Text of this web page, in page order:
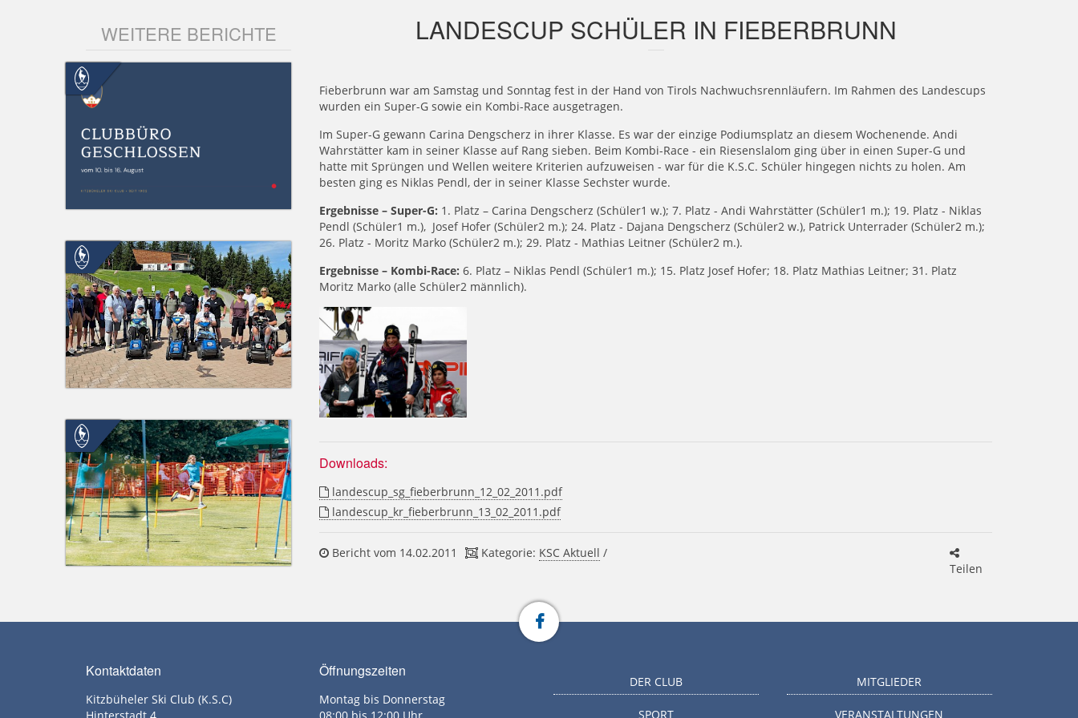
LANDESCUP SCHÜLER IN FIEBERBRUNN
Fieberbrunn war am Samstag und Sonntag fest in der Hand von Tirols Nachwuchsrennläufern. Im Rahmen des Landescups
wurden ein Super-G sowie ein Kombi-Race ausgetragen.
Im Super-G gewann Carina Dengscherz in ihrer Klasse. Es war der einzige Podiumsplatz an diesem Wochenende. Andi
Wahrstätter kam in seiner Klasse auf Rang sieben. Beim Kombi-Race - ein Riesenslalom ging über in einen Super-G und
hatte mit Sprüngen und Wellen weitere Kriterien aufzuweisen - war für die K.S.C. Schüler hingegen nichts zu holen. Am
besten ging es Niklas Pendl, der in seiner Klasse Sechster wurde.
Ergebnisse – Super-G: 1. Platz – Carina Dengscherz (Schüler1 w.); 7. Platz - Andi Wahrstätter (Schüler1 m.); 19. Platz - Niklas
Pendl (Schüler1 m.), Josef Hofer (Schüler2 m.); 24. Platz - Dajana Dengscherz (Schüler2 w.), Patrick Unterrader (Schüler2 m.);
26. Platz - Moritz Marko (Schüler2 m.); 29. Platz - Mathias Leitner (Schüler2 m.).
Ergebnisse – Kombi-Race: 6. Platz – Niklas Pendl (Schüler1 m.); 15. Platz Josef Hofer; 18. Platz Mathias Leitner; 31. Platz
Moritz Marko (alle Schüler2 männlich).
Downloads:
landescup_sg_fieberbrunn_12_02_2011.pdf
landescup_kr_fieberbrunn_13_02_2011.pdf
Bericht vom 14.02.2011 Kategorie: KSC Aktuell /
Teilen
WEITERE BERICHTE
Kontaktdaten
Kitzbüheler Ski Club (K.S.C)
Öffnungszeiten
Montag bis Donnerstag
DER CLUB
SPORT
MITGLIEDER
VERANSTALTUNGEN